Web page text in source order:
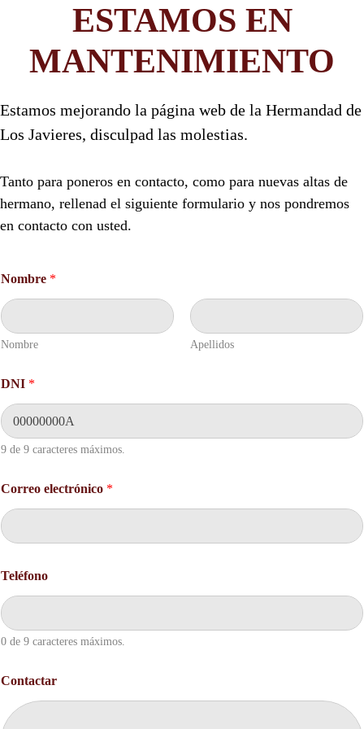
ESTAMOS EN
MANTENIMIENTO
Estamos mejorando la página web de la Hermandad de
Los Javieres, disculpad las molestias.
Tanto para poneros en contacto, como para nuevas altas de
hermano, rellenad el siguiente formulario y nos pondremos
en contacto con usted.
Nombre *
Nombre Apellidos
DNI *
9 de 9 caracteres máximos.
Correo electrónico *
o
t
a
c
r
N
Teléfono
0 de 9 caracteres máximos.
Contactar